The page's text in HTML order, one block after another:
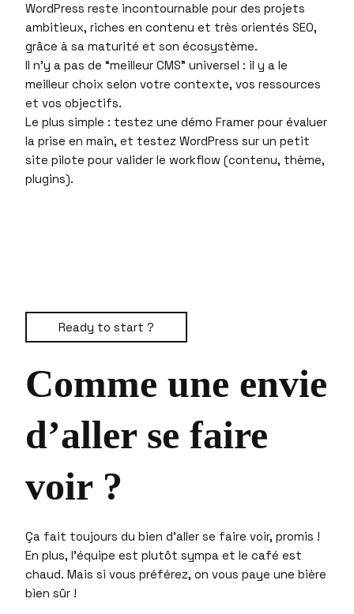
WordPress reste incontournable pour des projets
ambitieux, riches en contenu et très orientés SEO,
grâce à sa maturité et son écosystème.
Il n’y a pas de “meilleur CMS” universel : il y a le
meilleur choix selon votre contexte, vos ressources
et vos objectifs.
Le plus simple : testez une démo Framer pour évaluer
la prise en main, et testez WordPress sur un petit
site pilote pour valider le workflow (contenu, thème,
plugins).
Ready to start ?
Comme une envie
d’aller se faire
voir?
Ça fait toujours du bien d’aller se faire voir, promis !
En plus, l’équipe est plutôt sympa et le café est
chaud. Mais si vous préférez, on vous paye une bière
bien sûr !